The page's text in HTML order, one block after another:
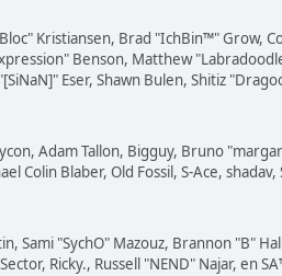
Kristiansen, Brad "IchBin™" Grow,
Benson, Matthew
Eser, Shawn Bulen, Shitiz
Adam Tallon, Bigguy, Bruno
Colin Blaber, Old Fossil, S-Ace,
"SychO" Mazouz, Brannon "B"
Ricky., Russell "NEND" Najar, en